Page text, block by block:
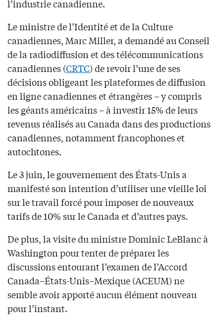
l’industrie canadienne.
Le ministre de l’Identité et de la Culture
canadiennes, Marc Miller, a demandé au Conseil
de la radiodiffusion et des télécommunications
canadiennes (CRTC) de revoir l’une de ses
décisions obligeant les plateformes de diffusion
en ligne canadiennes et étrangères – y compris
les géants américains – à investir 15% de leurs
revenus réalisés au Canada dans des productions
canadiennes, notamment francophones et
autochtones.
Le 3 juin, le gouvernement des États-Unis a
manifesté son intention d’utiliser une vieille loi
sur le travail forcé pour imposer de nouveaux
tarifs de 10% sur le Canada et d’autres pays.
De plus, la visite du ministre Dominic LeBlanc à
Washington pour tenter de préparer les
discussions entourant l’examen de l’Accord
Canada–États-Unis–Mexique (ACEUM) ne
semble avoir apporté aucun élément nouveau
pour l’instant.